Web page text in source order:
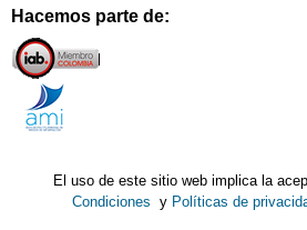
Hacemos parte de:
El uso de este sitio web implica la
Condiciones y Políticas de